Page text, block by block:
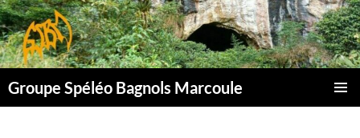
Aller
au
contenu
Groupe Spéléo Bagnols Marcoule